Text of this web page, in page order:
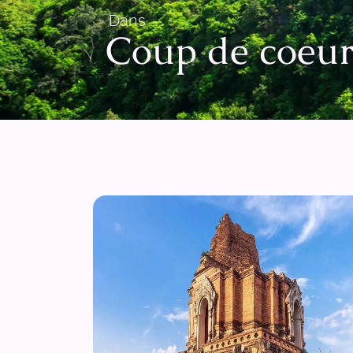
Dans
Coup de coeur